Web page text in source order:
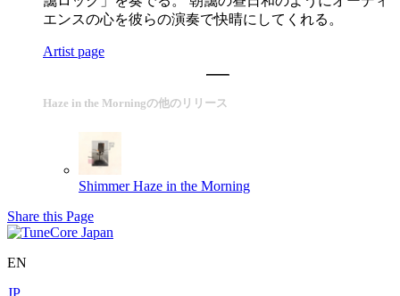
エンスの心を彼らの演奏で快晴にしてくれる。
Artist page
Haze in the Morningの他のリリース
Shimmer Haze in the Morning
Share this Page
EN
JP